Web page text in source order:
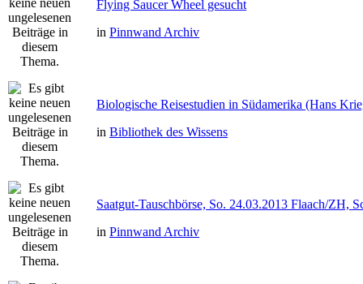
Flying Saucer Wheel gesucht
in Pinnwand Archiv
Biologische Reisestudien in Südamerika (Hans
in Bibliothek des Wissens
Saatgut-Tauschbörse, So. 24.03.2013 Flaach/ZH,
in Pinnwand Archiv